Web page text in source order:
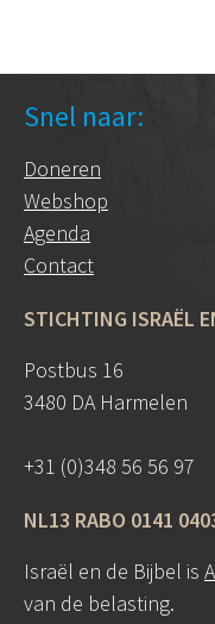
Snel naar:
Doneren
Webshop
Agenda
Contact
STICHTING ISRAËL
Postbus 16
3480 DA Harmelen
+31 (0)348 56 56 97
NL13 RABO 0141
Israël en de Bijbel is
van de belasting.